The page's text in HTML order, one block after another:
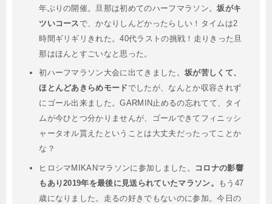
年ぶりの開催。旦那は初めてのハーフマラソン。坂がキ
ツいコース で、かなりしんどかったらしい！タイムは2
時間ギリギリきれた。40代ラストの挑戦！走りきった旦
那はほんとすごいなと思った。
初ハーフマラソン大会に出てきました。 坂が苦しくて、
ほとんどあきらめモード でしたが、なんとか収容されず
にゴール出来ました。GARMIN止めるの忘れてて、タイ
ムが今ひとつ分かりませんが、ゴールできてフィニッシ
ャータオル貰えたということは大丈夫だったってことか
な？
ヒロシマMIKANマラソンに参加しました。
コロナの影響
もあり2019年を最後に見送られていたマラソン。
もう47
歳になりました。走るの好きでもないのに参加。今日の